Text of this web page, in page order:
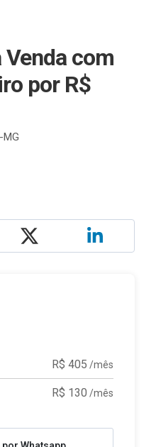
com
por R$
R$ 405 /mês
R$ 130 /mês